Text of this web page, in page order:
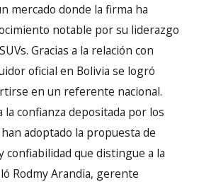
mercado donde la firma ha
notable por su liderazgo
Gracias a la relación con
oficial en Bolivia se logró
en un referente nacional.
la confianza depositada por los
adoptado la propuesta de
confiabilidad que distingue a la
Rodmy Arandia, gerente